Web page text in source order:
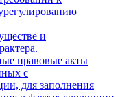
и
правовые акты
с
для заполнения